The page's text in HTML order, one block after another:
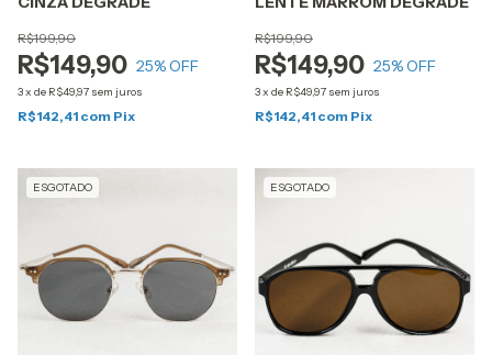
R$149,90
R$199,90
25% OFF
3x de R$49,97 sem juros
R$142,41 com Pix
R$149,90
R$199,90
25% OFF
3x de R$49,97 sem juros
R$142,41 com Pix
ESGOTADO ESGOTADO